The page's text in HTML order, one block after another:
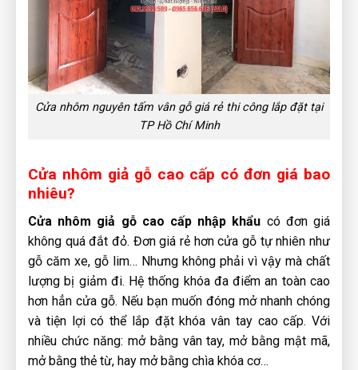
Cửa nhôm nguyên tấm vân gỗ giá rẻ thi công lắp đặt tại
TP Hồ Chí Minh
Cửa nhôm giả gỗ cao cấp có đơn giá bao
nhiêu?
Cửa nhôm giả gỗ cao cấp nhập khẩu có đơn giá
không quá đắt đỏ. Đơn giá rẻ hơn cửa gỗ tự nhiên như
gỗ căm xe, gỗ lim… Nhưng không phải vì vậy mà chất
lượng bị giảm đi. Hệ thống khóa đa điểm an toàn cao
hơn hẳn cửa gỗ. Nếu bạn muốn đóng mở nhanh chóng
và tiện lợi có thể lắp đặt khóa vân tay cao cấp. Với
nhiều chức năng: mở bằng vân tay, mở bằng mật mã,
mở bằng thẻ từ, hay mở bằng chìa khóa cơ…